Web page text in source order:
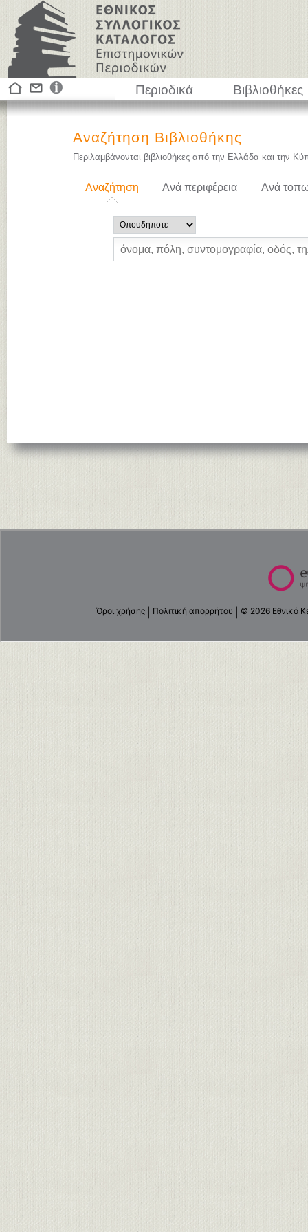
Περιοδικά Βιβλιοθήκες
Αναζήτηση Βιβλιοθήκης
Περιλαμβάνονται βιβλιοθήκες από την Ελλάδα και την
Αναζήτηση Ανά περιφέρεια Ανά